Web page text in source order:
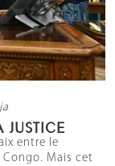
JUSTICE
entre le
Mais cet